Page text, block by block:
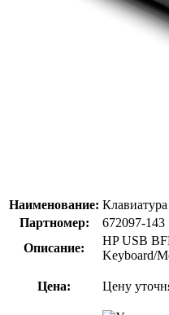
Наименование:
Партномер:
672097-143
Описание:
HP USB
Keyboard/
Цена: Цену